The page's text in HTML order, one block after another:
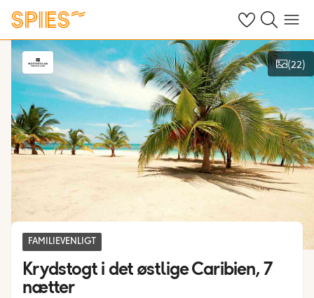
Se dine gemte
Søg påMenu
Vis billeder
(22)
FAMILIEVENLIGT
Krydstogt i det østlige Caribien, 7
nætter